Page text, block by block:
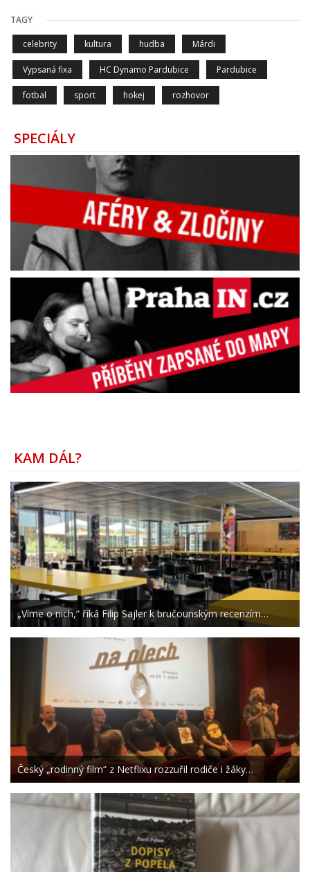
TAGY
celebrity kultura hudba Márdi
Vypsaná fixa HC Dynamo Pardubice Pardubice
fotbal sport hokej rozhovor
SPECIÁLY
KAM DÁL?
„Víme o nich,“ říká Filip Sajler k bručounským recenzím…
Český „rodinný film“ z Netflixu rozzuřil rodiče i žáky…